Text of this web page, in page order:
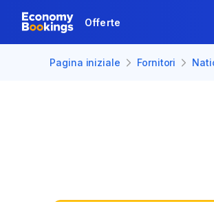
Offerte
Pagina iniziale Fornitori